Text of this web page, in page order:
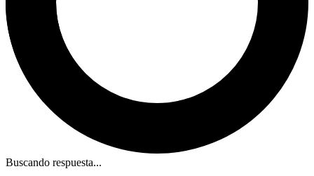
Buscando respuesta...